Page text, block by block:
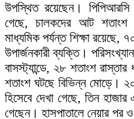
উপস্থিত রয়েছেন। পিপিআরসি
গেছে, চালকদের আট শতাংশ
মাধ্যমিক পর্যন্ত শিক্ষা রয়েছে,
উপার্জনকারী ব্যক্তি।
বাসস্ট্যান্ডে, ২৮ শতাংশ
শতাংশ ঘটছে বিভিন্ন মোড়ে।
হিসেবে দেখা গেছে, তিন
গেছেন। হাসপাতালে নেয়ার পর